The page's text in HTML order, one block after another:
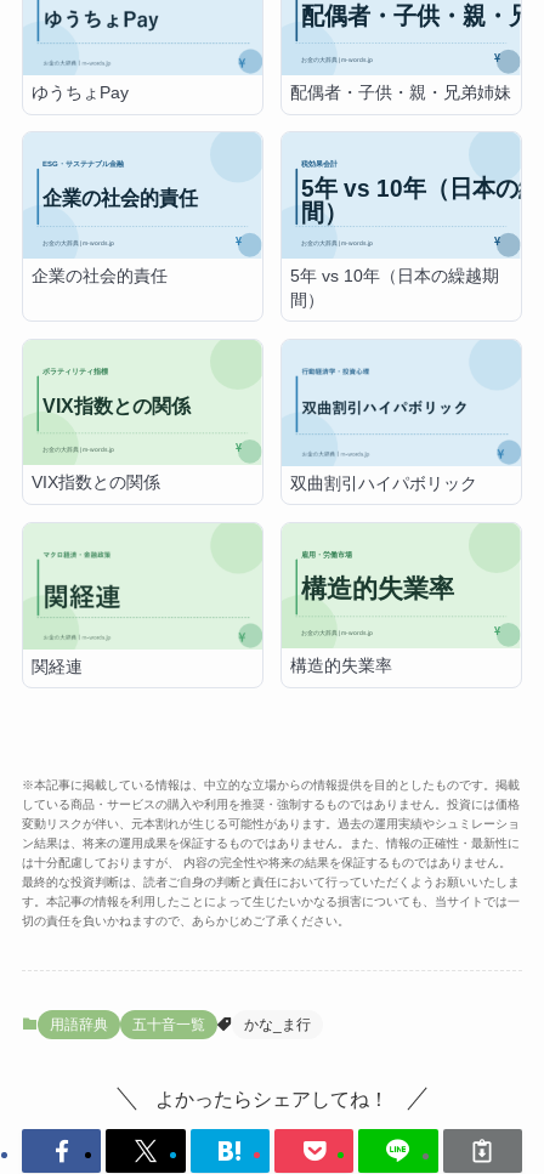
ゆうちょPay 配偶者・子供・親・兄弟姉妹
企業の社会的責任
5年 vs 10年（日本の繰越期
間）
VIX指数との関係 双曲割引ハイパボリック
関経連 構造的失業率
※本記事に掲載している情報は、中立的な立場からの情報提供を目的としたものです。掲載
している商品・サービスの購入や利用を推奨・強制するものではありません。投資には価格
変動リスクが伴い、元本割れが生じる可能性があります。過去の運用実績やシュミレーショ
ン結果は、将来の運用成果を保証するものではありません。また、情報の正確性・最新性に
は十分配慮しておりますが、 内容の完全性や将来の結果を保証するものではありません。
最終的な投資判断は、読者ご自身の判断と責任において行っていただくようお願いいたしま
す。本記事の情報を利用したことによって生じたいかなる損害についても、当サイトでは一
切の責任を負いかねますので、あらかじめご了承ください。
用語辞典 五十音一覧 かな_ま行
よかったらシェアしてね！